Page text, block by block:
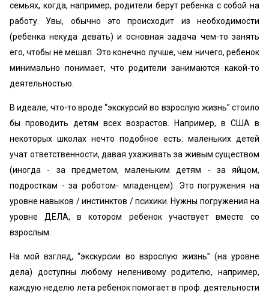
семьях, когда, например, родители берут ребенка с собой на
работу. Увы, обычно это происходит из необходимости
(ребенка некуда девать) и основная задача чем-то занять
его, чтобы не мешал. Это конечно лучше, чем ничего, ребенок
минимально понимает, что родители занимаются какой-то
деятельностью.
В идеале, что-то вроде “экскурсий во взрослую жизнь” стоило
бы проводить детям всех возрастов. Например, в США в
некоторых школах нечто подобное есть: маленьких детей
учат ответственности, давая ухаживать за живым существом
(иногда - за предметом, маленьким детям - за яйцом,
подросткам - за роботом- младенцем). Это погружения на
уровне навыков / инстинктов / психики. Нужны погружения на
уровне ДЕЛА, в котором ребенок участвует вместе со
взрослым.
На мой взгляд, “экскурсии во взрослую жизнь” (на уровне
дела) доступны любому неленивому родителю, например,
каждую неделю лета ребенок помогает в проф. деятельности